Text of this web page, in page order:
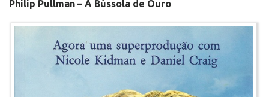
Philip Pullman – A Bússola de Ouro